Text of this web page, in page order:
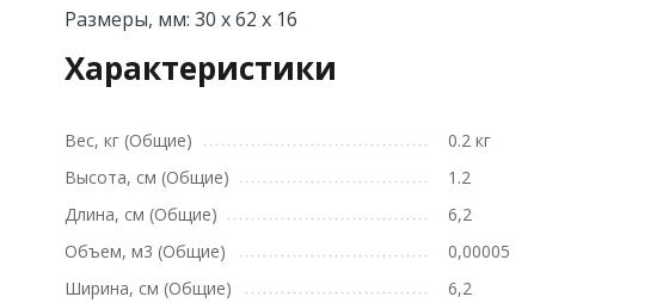
Размеры, мм: 30 x 62 x 16
Характеристики
Вес, кг (Общие)
0.2 кг
Высота, см (Общие)
1.2
Длина, см (Общие)
6,2
Объем, м3 (Общие)
0,00005
Ширина, см (Общие)
6,2